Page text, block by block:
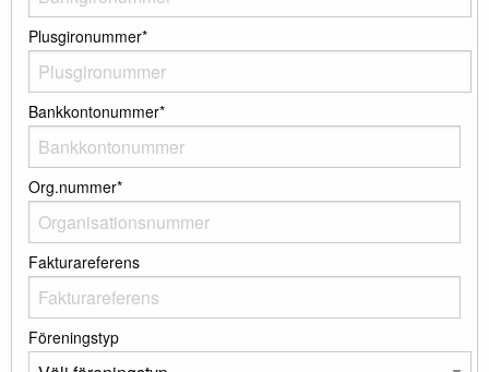
Plusgironummer*
Bankkontonummer*
Org.nummer*
Fakturareferens
Föreningstyp